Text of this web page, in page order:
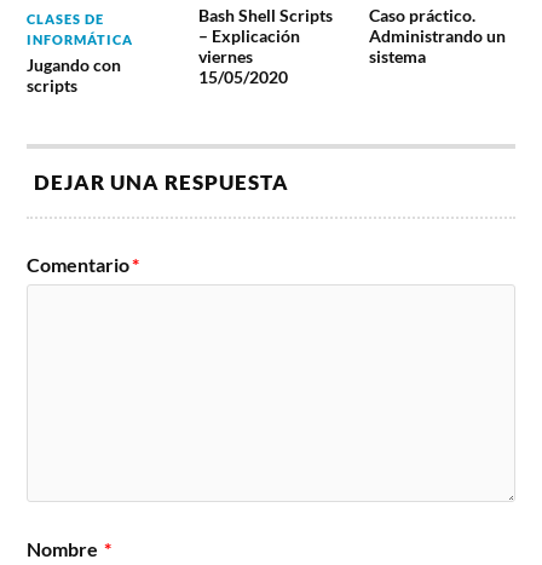
CLASES DE
INFORMÁTICA
Jugando con
scripts
Bash Shell Scripts
– Explicación
viernes
15/05/2020
Caso práctico.
Administrando un
sistema
DEJAR UNA RESPUESTA
Comentario*
Nombre *